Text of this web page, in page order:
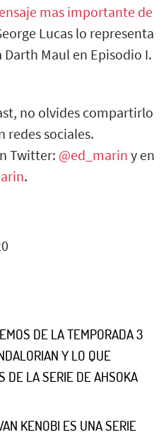
mas importante de
Lucas lo representa
Maul en Episodio I.
no olvides compartirlo
redes sociales.
Twitter: @ed_marin y en
.
DE LA TEMPORADA 3
Y LO QUE
DE LA SERIE DE AHSOKA
KENOBI ES UNA SERIE